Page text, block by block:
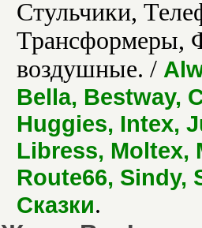
Стульчики,
Трансформеры,
воздушные. /
Bella, Bestway,
Huggies, Intex,
Libress, Moltex,
Route66,
Сказки.